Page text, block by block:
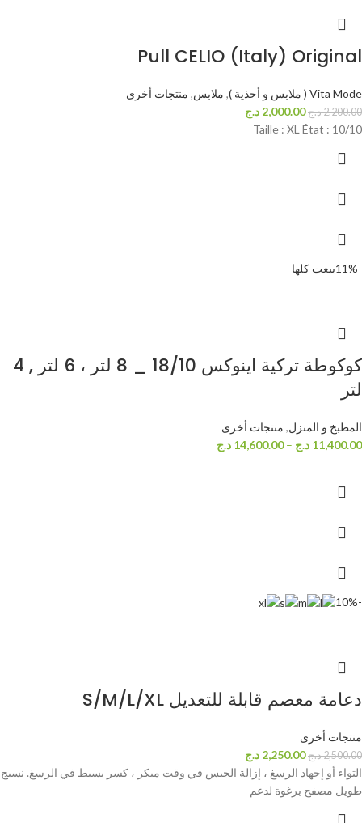
Pull CELIO (Italy) Original
Vita Mode ( ملابس و أحذية ) , ملابس, منتجات أخرى
2,200.00د.ج 2,000.00 د.ج
Taille : XL État : 10/10
-11% بيعت كلها
كوكوطة تركية اينوكس 18/10 _ 8 لتر ، 6 لتر , 4
لتر
المطبخ و المنزل, منتجات أخرى
11,400.00 د.ج –
14,600.00 د.ج
-10%
دعامة معصم قابلة للتعديل S/M/L/XL
منتجات أخرى
2,500.00د.ج 2,250.00 د.ج
التواء أو إجهاد الرسغ ، إزالة الجبس في وقت مبكر ، كسر بسيط في الرسغ. نسيج
طويل مصفح برغوة لدعم